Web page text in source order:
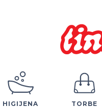
HIGIJENA TORBE